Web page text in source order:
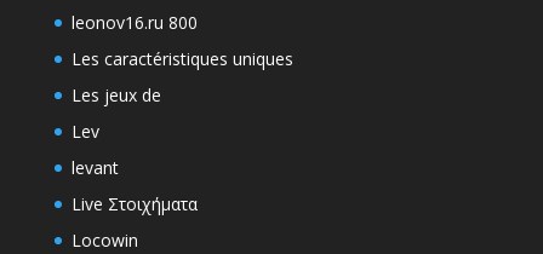
leonov16.ru 800
Les caractéristiques uniques
Les jeux de
Lev
levant
Live Στοιχήματα
Locowin